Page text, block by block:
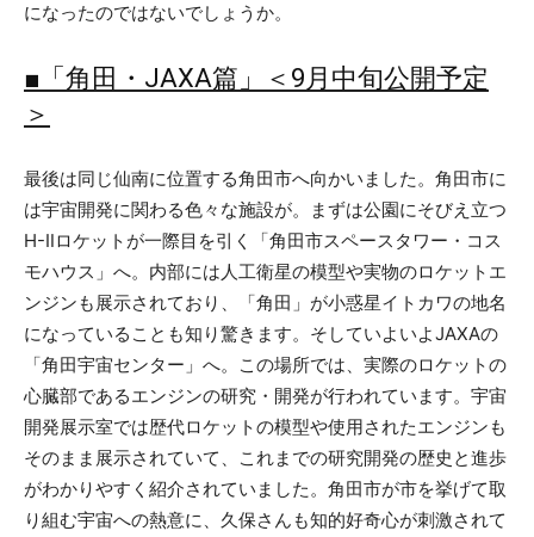
になったのではないでしょうか。
■「角田・JAXA篇」＜9月中旬公開予定
＞
最後は同じ仙南に位置する角田市へ向かいました。角田市に
は宇宙開発に関わる色々な施設が。まずは公園にそびえ立つ
H-Ⅱロケットが一際目を引く「角田市スペースタワー・コス
モハウス」へ。内部には人工衛星の模型や実物のロケットエ
ンジンも展示されており、「角田」が小惑星イトカワの地名
になっていることも知り驚きます。そしていよいよJAXAの
「角田宇宙センター」へ。この場所では、実際のロケットの
心臓部であるエンジンの研究・開発が行われています。宇宙
開発展示室では歴代ロケットの模型や使用されたエンジンも
そのまま展示されていて、これまでの研究開発の歴史と進歩
がわかりやすく紹介されていました。角田市が市を挙げて取
り組む宇宙への熱意に、久保さんも知的好奇心が刺激されて